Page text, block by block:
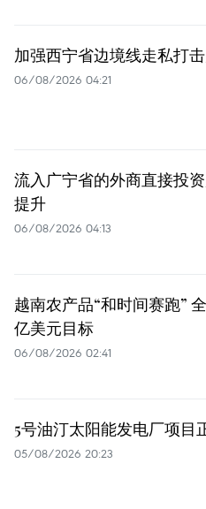
加强西宁省边境线走私打
06/08/2026 04:21
流入广宁省的外商直接投
提升
06/08/2026 04:13
越南农产品“和时间赛跑”
亿美元目标
06/08/2026 02:41
5号油汀太阳能发电厂项目
05/08/2026 20:23